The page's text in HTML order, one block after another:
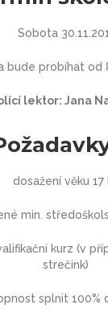
Sobota
bude probíhat od
lektor: Jana
dosažení věku
min.
kurz (v
strečink)
splnit 100%